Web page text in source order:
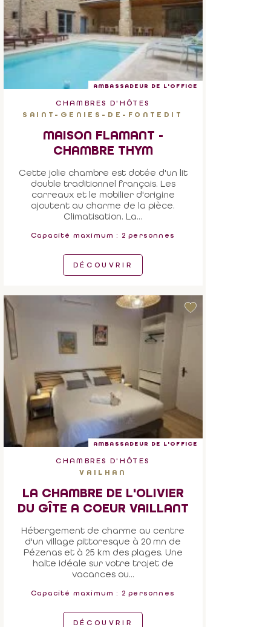
AMBASSADEUR DE L'OFFICE
CHAMBRES D'HÔTES
SAINT-GENIES-DE-FONTEDIT
MAISON FLAMANT -
CHAMBRE THYM
Cette jolie chambre est dotée d'un lit
double traditionnel français. Les
carreaux et le mobilier d'origine
ajoutent au charme de la pièce.
Climatisation. La...
Capacité maximum : 2 personnes
DÉCOUVRIR
AMBASSADEUR DE L'OFFICE
CHAMBRES D'HÔTES
VAILHAN
LA CHAMBRE DE L'OLIVIER
DU GÎTE A COEUR VAILLANT
Hébergement de charme au centre
d'un village pittoresque à 20 mn de
Pézenas et à 25 km des plages. Une
halte idéale sur votre trajet de
vacances ou...
Capacité maximum : 2 personnes
DÉCOUVRIR